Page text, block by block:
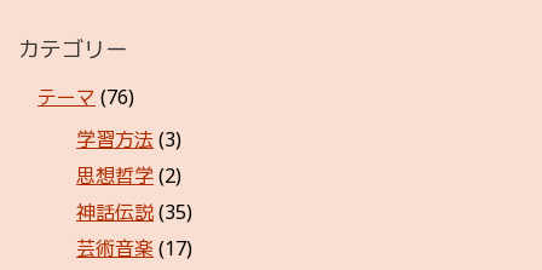
カテゴリー
テーマ (76)
学習方法 (3)
思想哲学(2)
神話伝説(35)
芸術音楽 (17)